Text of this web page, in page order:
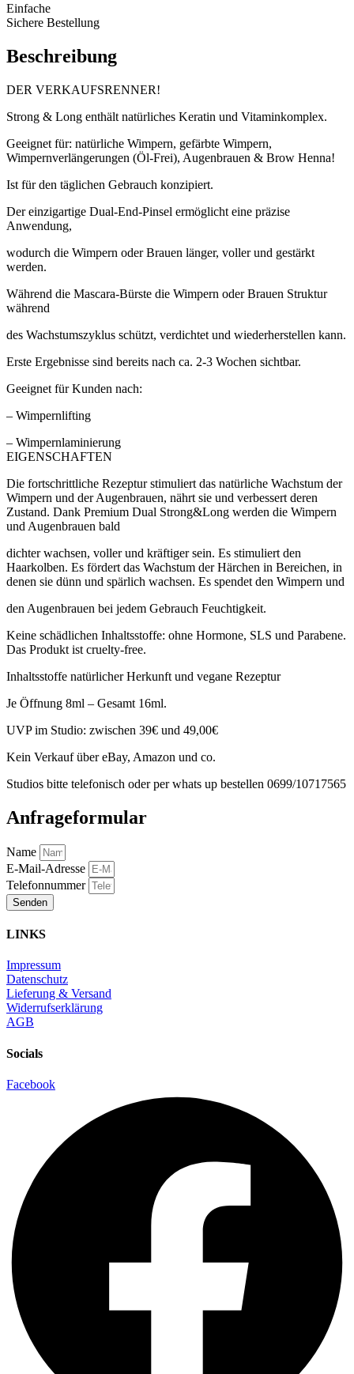
Einfache
Sichere Bestellung
Beschreibung
DER VERKAUFSRENNER!
Strong & Long enthält natürliches Keratin und Vitaminkomplex.
Geeignet für: natürliche Wimpern, gefärbte Wimpern,
Wimpernverlängerungen (Öl-Frei), Augenbrauen & Brow Henna!
Ist für den täglichen Gebrauch konzipiert.
Der einzigartige Dual-End-Pinsel ermöglicht eine präzise
Anwendung,
wodurch die Wimpern oder Brauen länger, voller und gestärkt
werden.
Während die Mascara-Bürste die Wimpern oder Brauen Struktur
während
des Wachstumszyklus schützt, verdichtet und wiederherstellen kann.
Erste Ergebnisse sind bereits nach ca. 2-3 Wochen sichtbar.
Geeignet für Kunden nach:
– Wimpernlifting
– Wimpernlaminierung
EIGENSCHAFTEN
Die fortschrittliche Rezeptur stimuliert das natürliche Wachstum der
Wimpern und der Augenbrauen, nährt sie und verbessert deren
Zustand. Dank Premium Dual Strong&Long werden die Wimpern
und Augenbrauen bald
dichter wachsen, voller und kräftiger sein. Es stimuliert den
Haarkolben. Es fördert das Wachstum der Härchen in Bereichen, in
denen sie dünn und spärlich wachsen. Es spendet den Wimpern und
den Augenbrauen bei jedem Gebrauch Feuchtigkeit.
Keine schädlichen Inhaltsstoffe: ohne Hormone, SLS und Parabene.
Das Produkt ist cruelty-free.
Inhaltsstoffe natürlicher Herkunft und vegane Rezeptur
Je Öffnung 8ml – Gesamt 16ml.
UVP im Studio: zwischen 39€ und 49,00€
Kein Verkauf über eBay, Amazon und co.
Studios bitte telefonisch oder per whats up bestellen 0699/10717565
Anfrageformular
Name
E-Mail-Adresse
Telefonnummer
Senden
LINKS
Impressum
Datenschutz
Lieferung & Versand
Widerrufserklärung
AGB
Socials
Facebook